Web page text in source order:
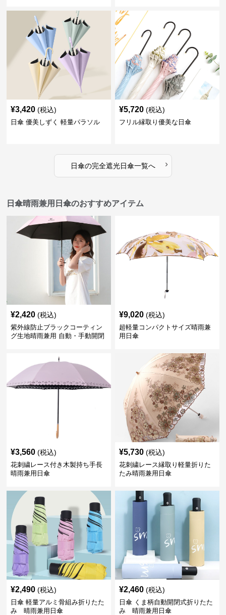
¥3,420 (税込)
日傘 優美しずく 軽量パラソル
¥5,720 (税込)
フリル縁取り優美な日傘
日傘の完全遮光日傘一覧へ ›
日傘晴雨兼用日傘のおすすめアイテム
¥2,420 (税込)
紫外線防止ブラックコーティン
グ生地晴雨兼用 自動・手動開閉
¥9,020 (税込)
超軽量コンパクトサイズ晴雨兼
用日傘
¥3,560 (税込)
花刺繍レース付き木製持ち手長
晴雨兼用日傘
¥5,730 (税込)
花刺繍レース縁取り軽量折りた
たみ晴雨兼用日傘
¥2,490 (税込)
日傘 軽量アルミ骨組み折りたた
み 晴雨兼用日傘
¥2,460 (税込)
日傘 くま柄自動開閉式折りたた
み 晴雨兼用日傘